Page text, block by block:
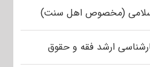
(مخصوص اهل سنت)
ارشد فقه و حقوق